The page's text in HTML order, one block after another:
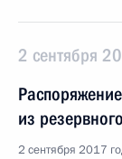
2 сентября
из
2 сентября 2017